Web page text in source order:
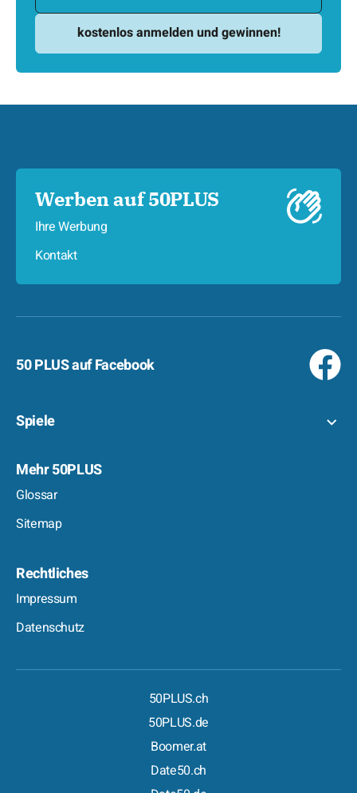
Werben auf 50PLUS
Ihre Werbung
Kontakt
50 PLUS auf Facebook
Spiele
Mehr 50PLUS
Glossar
Sitemap
Rechtliches
Impressum
Datenschutz
50PLUS.ch
50PLUS.de
Boomer.at
Date50.ch